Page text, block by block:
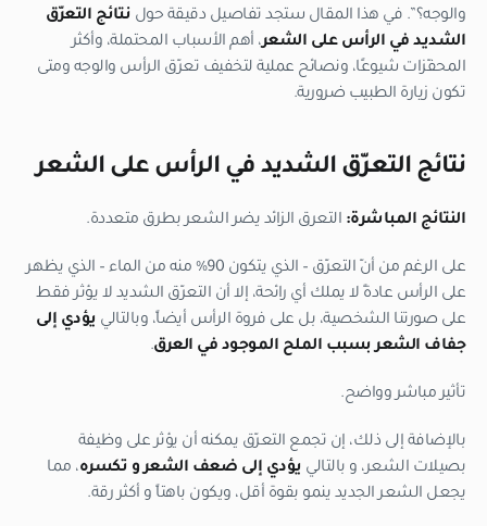
والوجه؟”. في هذا المقال ستجد تفاصيل دقيقة حول نتائج التعرّق
الشديد في الرأس على الشعر، أهم الأسباب المحتملة، وأكثر
المحفّزات شيوعًا، ونصائح عملية لتخفيف تعرّق الرأس والوجه ومتى
تكون زيارة الطبيب ضرورية.
نتائج التعرّق الشديد في الرأس على الشعر
النتائج المباشرة: التعرق الزائد يضر الشعر بطرق متعددة.
على الرغم من أنّ التعرّق – الذي يتكون 90% منه من الماء – الذي يظهر
على الرأس عادةً لا يملك أي رائحة، إلا أن التعرّق الشديد لا يؤثر فقط
على صورتنا الشخصية، بل على فروة الرأس أيضاً، وبالتالي يؤدي إلى
جفاف الشعر بسبب الملح الموجود في العرق.
تأثير مباشر وواضح.
بالإضافة إلى ذلك، إن تجمع التعرّق يمكنه أن يؤثر على وظيفة
بصيلات الشعر، و بالتالي يؤدي إلى ضعف الشعر و تكسره، مما
يجعل الشعر الجديد ينمو بقوة أقل، ويكون باهتاً و أكثر رقة.